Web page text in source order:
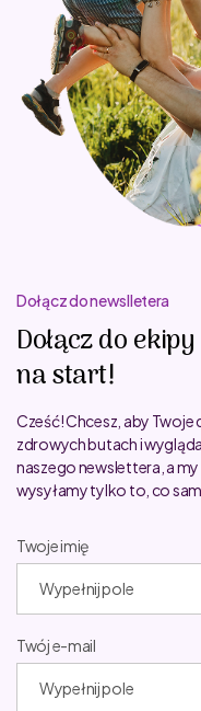
Dołącz do newslletera
Dołącz do
na start!
Cześć! Chcesz, aby
zdrowych butach i
naszego newslettera, a
wysyłamy tylko to, co
Twoje imię
Twój e-mail